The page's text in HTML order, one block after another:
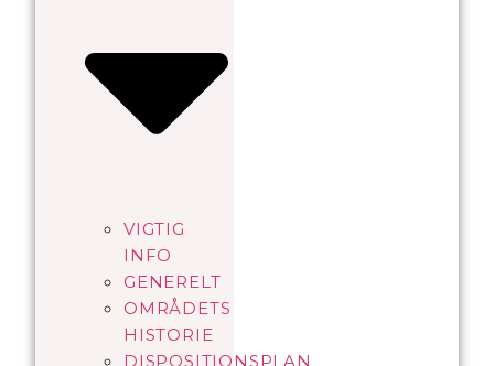
VIGTIG
INFO
GENERELT
OMRÅDETS
HISTORIE
DISPOSITIONSPLAN